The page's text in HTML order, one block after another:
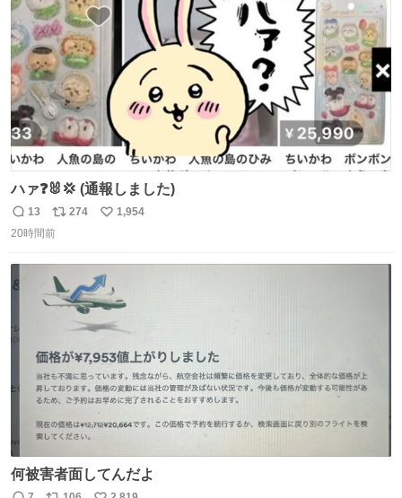
数
ハァ❓🐰💢 (通報しました)
返
信
13
リ
ポ
ト
数
274
い
数
1,954
20時間前
何被害者面してんだよ